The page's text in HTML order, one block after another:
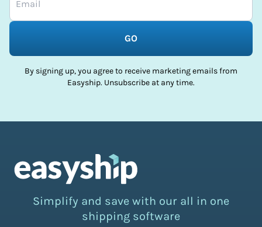
GO
By signing up, you agree to receive marketing emails from
Easyship. Unsubscribe at any time.
Simplify and save with our all in one
shipping software